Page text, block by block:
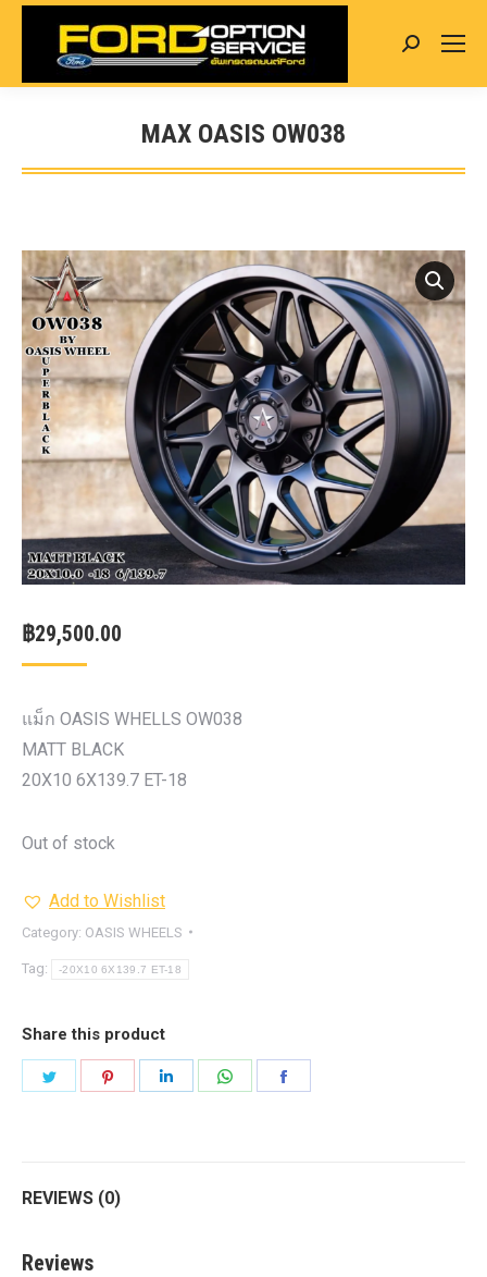
Search:
MAX OASIS OW038
You are here:
฿29,500.00
แม็ก OASIS WHELLS OW038
MATT BLACK
20X10 6X139.7 ET-18
Out of stock
Add to Wishlist
Category: OASIS WHEELS
Tag: -20X10 6X139.7 ET-18
Share this product
REVIEWS (0)
Reviews